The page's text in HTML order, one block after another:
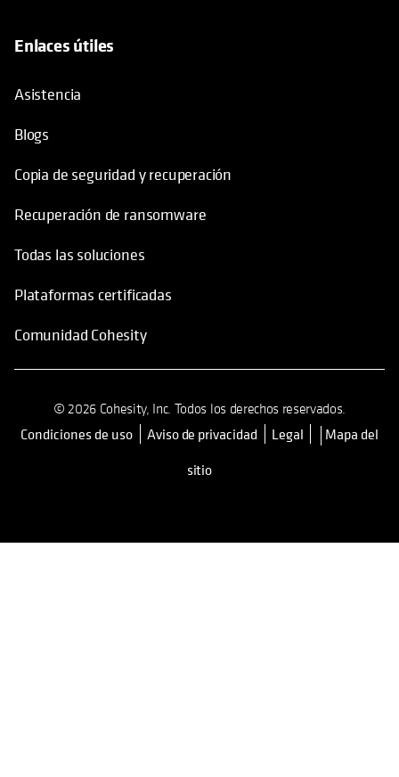
Enlaces útiles
Asistencia
Blogs
Copia de seguridad y recuperación
Recuperación de ransomware
Todas las soluciones
Plataformas certificadas
Comunidad Cohesity
© 2026 Cohesity, Inc. Todos los derechos reservados.
Condiciones de uso se abre en una pestaña nueva
Aviso de privacidad Legal
Mapa del
sitio